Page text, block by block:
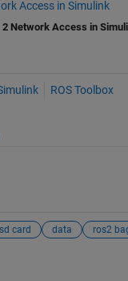
Access in Simulink
2 Network Access in
ROS Toolbox
sd card data ros2